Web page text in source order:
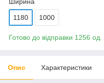
1180 1000
Готово до відправки 1256 од.
Опис Характеристики